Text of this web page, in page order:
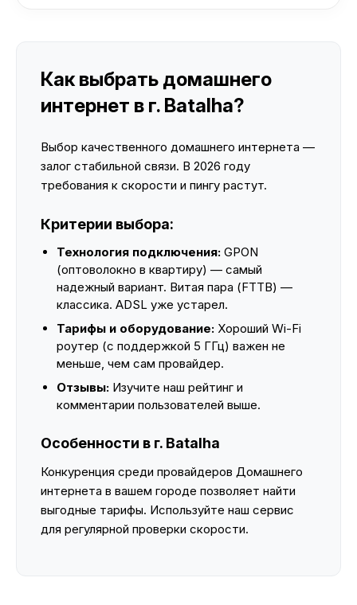
Как выбрать домашнего
интернет в г. Batalha?
Выбор качественного домашнего интернета —
залог стабильной связи. В 2026 году
требования к скорости и пингу растут.
Критерии выбора:
Технология подключения: GPON
(оптоволокно в квартиру) — самый
надежный вариант. Витая пара (FTTB) —
классика. ADSL уже устарел.
Тарифы и оборудование: Хороший Wi-Fi
роутер (с поддержкой 5 ГГц) важен не
меньше, чем сам провайдер.
Отзывы: Изучите наш рейтинг и
комментарии пользователей выше.
Особенности в г. Batalha
Конкуренция среди провайдеров Домашнего
интернета в вашем городе позволяет найти
выгодные тарифы. Используйте наш сервис
для регулярной проверки скорости.